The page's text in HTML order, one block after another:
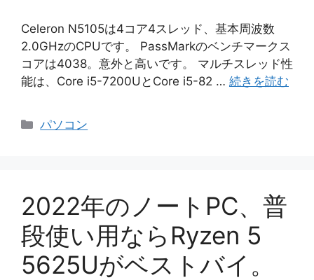
Celeron N5105は4コア4スレッド、基本周波数
2.0GHzのCPUです。 PassMarkのベンチマークス
コアは4038。意外と高いです。 マルチスレッド性
能は、Core i5-7200UとCore i5-82 … 続きを読む
カ
パソコン
2022年のノートPC、普
段使い用ならRyzen 5
5625Uがベストバイ。